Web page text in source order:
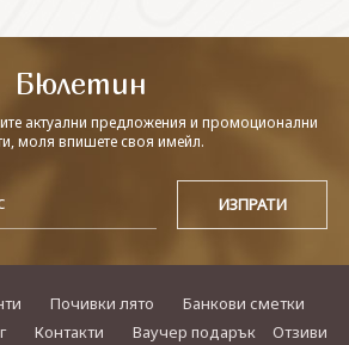
Бюлетин
актуални предложения и промоционални
моля впишете своя имейл.
Почивки лято
Банкови сметки
Контакти Ваучер подарък Отзиви